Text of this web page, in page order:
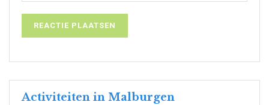
Activiteiten in Malburgen